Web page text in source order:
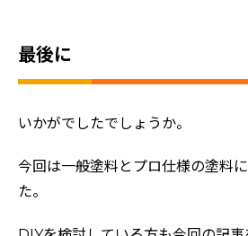
最後に
いかがでしたでしょうか。
今回は一般塗料とプロ仕様の塗料
た。